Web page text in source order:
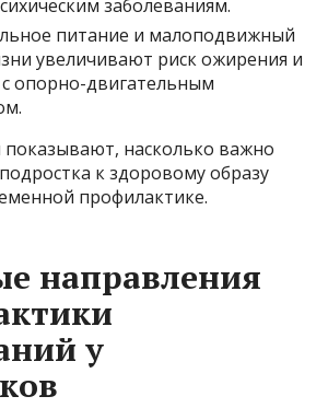
заболеваниям.
питание и малоподвижный
увеличивают риск ожирения и
опорно-двигательным
показывают, насколько важно
к здоровому образу
профилактике.
направления
у